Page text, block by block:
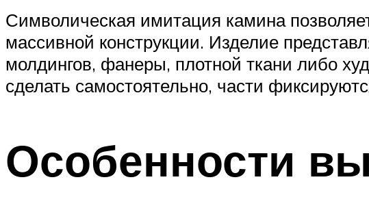
Символическая имитация камина
массивной конструкции. Изделие
молдингов, фанеры, плотной ткани либо
сделать самостоятельно, части
Особенности